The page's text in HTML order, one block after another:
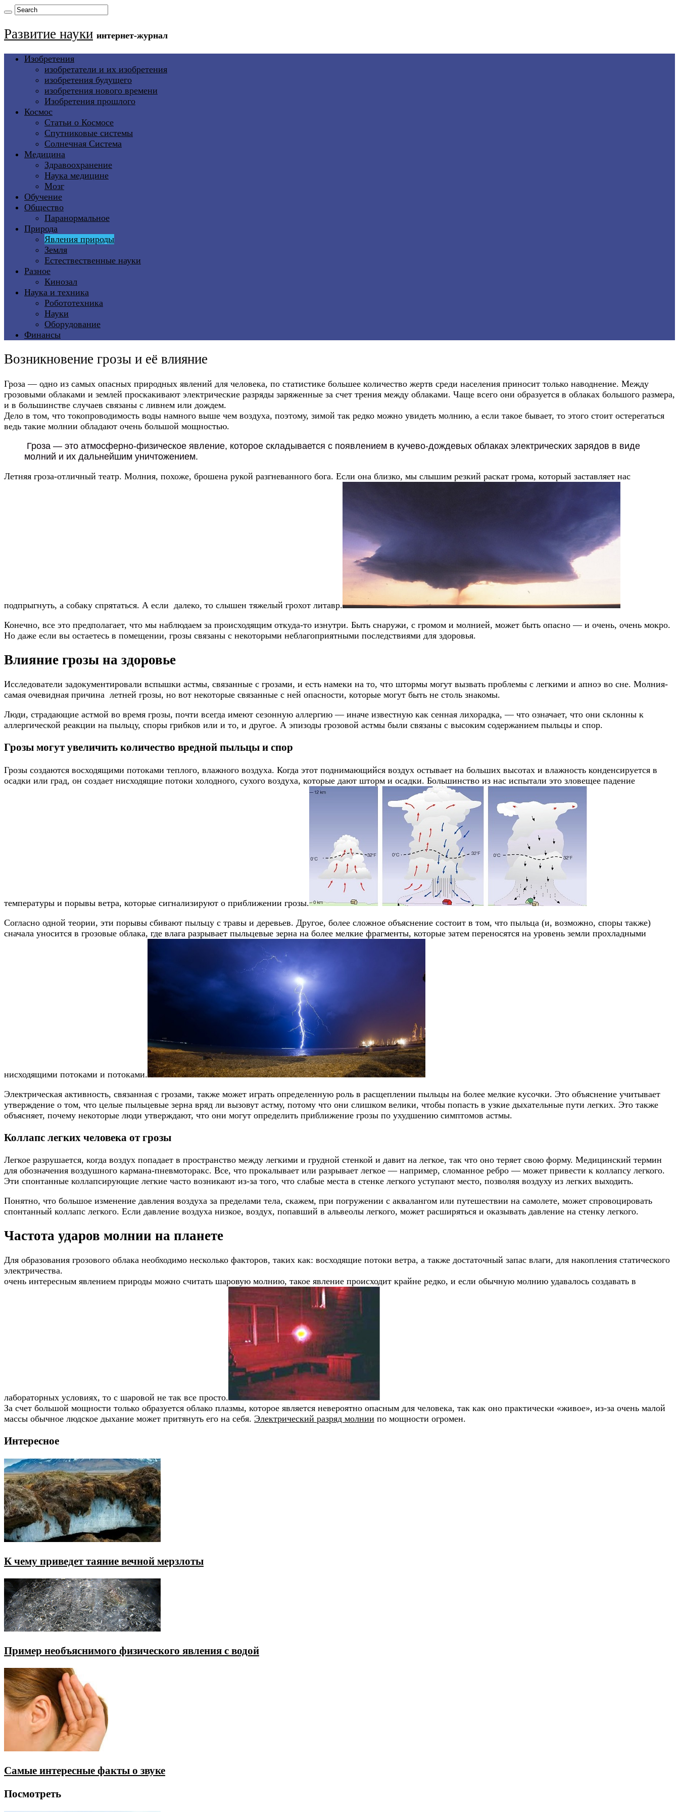
Развитие науки интернет-журнал
Изобретения
изобретатели и их изобретения
изобретения будущего
изобретения нового времени
Изобретения прошлого
Космос
Статьи о Космосе
Спутниковые системы
Солнечная Система
Медицина
Здравоохранение
Наука медицине
Мозг
Обучение
Общество
Паранормальное
Природа
Явления природы
Земля
Естествественные науки
Разное
Кинозал
Наука и техника
Робототехника
Науки
Оборудование
Финансы
Возникновение грозы и её влияние
Гроза — одно из самых опасных природных явлений для человека, по статистике большее количество жертв среди населения приносит только наводнение. Между
грозовыми облаками и землей проскакивают электрические разряды заряженные за счет трения между облаками. Чаще всего они образуется в облаках большого размера,
и в большинстве случаев связаны с ливнем или дождем.
Дело в том, что токопроводимость воды намного выше чем воздуха, поэтому, зимой так редко можно увидеть молнию, а если такое бывает, то этого стоит остерегаться
ведь такие молнии обладают очень большой мощностью.
Гроза — это атмосферно-физическое явление, которое складывается с появлением в кучево-дождевых облаках электрических зарядов в виде
молний и их дальнейшим уничтожением.
Летняя гроза-отличный театр. Молния, похоже, брошена рукой разгневанного бога. Если она близко, мы слышим резкий раскат грома, который заставляет нас
подпрыгнуть, а собаку спрятаться. А если далеко, то слышен тяжелый грохот литавр.
Конечно, все это предполагает, что мы наблюдаем за происходящим откуда-то изнутри. Быть снаружи, с громом и молнией, может быть опасно — и очень, очень мокро.
Но даже если вы остаетесь в помещении, грозы связаны с некоторыми неблагоприятными последствиями для здоровья.
Влияние грозы на здоровье
Исследователи задокументировали вспышки астмы, связанные с грозами, и есть намеки на то, что штормы могут вызвать проблемы с легкими и апноэ во сне. Молния-
самая очевидная причина летней грозы, но вот некоторые связанные с ней опасности, которые могут быть не столь знакомы.
Люди, страдающие астмой во время грозы, почти всегда имеют сезонную аллергию — иначе известную как сенная лихорадка, — что означает, что они склонны к
аллергической реакции на пыльцу, споры грибков или и то, и другое. А эпизоды грозовой астмы были связаны с высоким содержанием пыльцы и спор.
Грозы могут увеличить количество вредной пыльцы и спор
Грозы создаются восходящими потоками теплого, влажного воздуха. Когда этот поднимающийся воздух остывает на больших высотах и влажность конденсируется в
осадки или град, он создает нисходящие потоки холодного, сухого воздуха, которые дают шторм и осадки. Большинство из нас испытали это зловещее падение
температуры и порывы ветра, которые сигнализируют о приближении грозы.
Согласно одной теории, эти порывы сбивают пыльцу с травы и деревьев. Другое, более сложное объяснение состоит в том, что пыльца (и, возможно, споры также)
сначала уносится в грозовые облака, где влага разрывает пыльцевые зерна на более мелкие фрагменты, которые затем переносятся на уровень земли прохладными
нисходящими потоками и потоками.
Электрическая активность, связанная с грозами, также может играть определенную роль в расщеплении пыльцы на более мелкие кусочки. Это объяснение учитывает
утверждение о том, что целые пыльцевые зерна вряд ли вызовут астму, потому что они слишком велики, чтобы попасть в узкие дыхательные пути легких. Это также
объясняет, почему некоторые люди утверждают, что они могут определить приближение грозы по ухудшению симптомов астмы.
Коллапс легких человека от грозы
Легкое разрушается, когда воздух попадает в пространство между легкими и грудной стенкой и давит на легкое, так что оно теряет свою форму. Медицинский термин
для обозначения воздушного кармана-пневмоторакс. Все, что прокалывает или разрывает легкое — например, сломанное ребро — может привести к коллапсу легкого.
Эти спонтанные коллапсирующие легкие часто возникают из-за того, что слабые места в стенке легкого уступают место, позволяя воздуху из легких выходить.
Понятно, что большое изменение давления воздуха за пределами тела, скажем, при погружении с аквалангом или путешествии на самолете, может спровоцировать
спонтанный коллапс легкого. Если давление воздуха низкое, воздух, попавший в альвеолы легкого, может расширяться и оказывать давление на стенку легкого.
Частота ударов молнии на планете
Для образования грозового облака необходимо несколько факторов, таких как: восходящие потоки ветра, а также достаточный запас влаги, для накопления статического
электричества.
очень интересным явлением природы можно считать шаровую молнию, такое явление происходит крайне редко, и если обычную молнию удавалось создавать в
лабораторных условиях, то с шаровой не так все просто.
За счет большой мощности только образуется облако плазмы, которое является невероятно опасным для человека, так как оно практически «живое», из-за очень малой
массы обычное людское дыхание может притянуть его на себя. Электрический разряд молнии по мощности огромен.
Интересное
К чему приведет таяние вечной мерзлоты
Пример необъяснимого физического явления с водой
Самые интересные факты о звуке
Посмотреть